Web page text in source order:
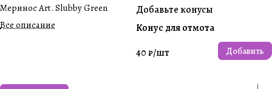
Меринос Art. Slubby Green
Все описание
Добавьте конусы
Конус для отмота
40 ₽/шт Добавить